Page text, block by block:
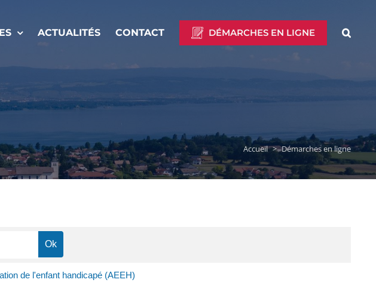
ACTUALITÉS CONTACT DÉMARCHES EN LIGNE
Accueil > Démarches en ligne
de l'enfant handicapé (AEEH)